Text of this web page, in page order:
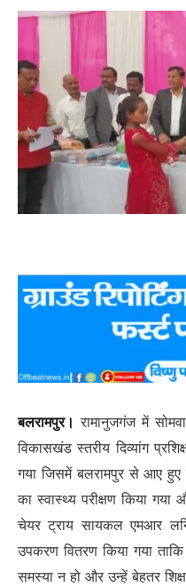
बलरामपुर। रामानुजगंज में
विकासखंड स्तरीय दिव्यांग
गया जिसमें बलरामपुर से आए हुए
का स्वास्थ्य परीक्षण किया गया
चेयर ट्राय सायकल एमआर
उपकरण वितरण किया गया ताकि
समस्या न हो और उन्हें बेहतर